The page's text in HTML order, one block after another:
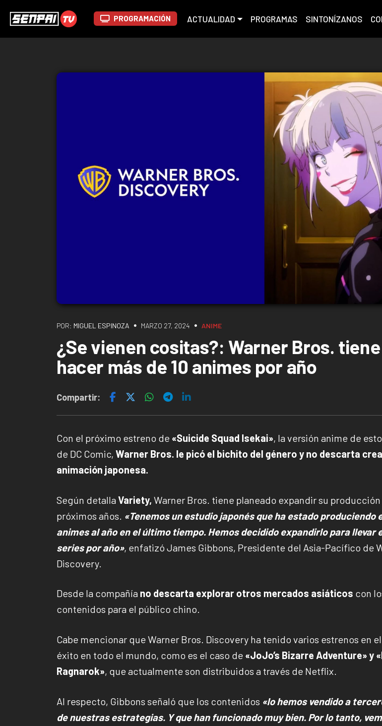
PROGRAMACIÓN ACTUALIDAD PROGRAMAS SINTONÍZANOS
POR: MIGUEL ESPINOZA • MARZO 27, 2024 • ANIME
¿Se vienen cositas?: Warner Bros.
hacer más de 10 animes por año
Compartir:
Con el próximo estreno de «Suicide Squad Isekai», la versión anime de
de DC Comic, Warner Bros. le picó el bichito del género y no descarta
animación japonesa.
Según detallaVariety, Warner Bros. tiene planeado expandir su
próximos años. «Tenemos un estudio japonés que ha estado produciendo
animes al año en el último tiempo. Hemos decidido expandirlo para llevar
series por año», enfatizó James Gibbons, Presidente del Asia-Pacífico de
Discovery.
Desde la compañía no descarta explorar otros mercados asiáticos con
contenidos para el público chino.
Cabe mencionar que Warner Bros. Discovery ha tenido varios estrenos en
éxito en todo el mundo, como es el caso de «JoJo’s Bizarre Adventure» y
Ragnarok», que actualmente son distribuidos a través de Netflix.
Al respecto, Gibbons señaló que los contenidos «lo hemos vendido a
de nuestras estrategias. Y que han funcionado muy bien. Por lo tanto,